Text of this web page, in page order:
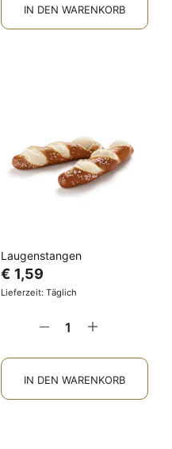
IN DEN WARENKORB
Laugenstangen
€ 1,59
Lieferzeit: Täglich
IN DEN WARENKORB